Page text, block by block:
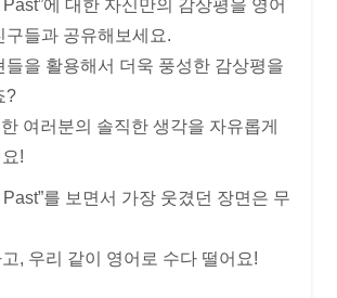
에 대한 자신만의 감상평을 영어
구들과 공유해보세요.
들을 활용해서 더욱 풍성한 감상평을
?
여러분의 솔직한 생각을 자유롭게
!
를 보면서 가장 웃겼던 장면은 무
, 우리 같이 영어로 수다 떨어요!